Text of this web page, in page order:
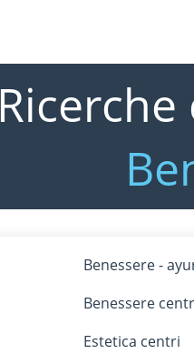
Benessere -
Benessere
Estetica centri